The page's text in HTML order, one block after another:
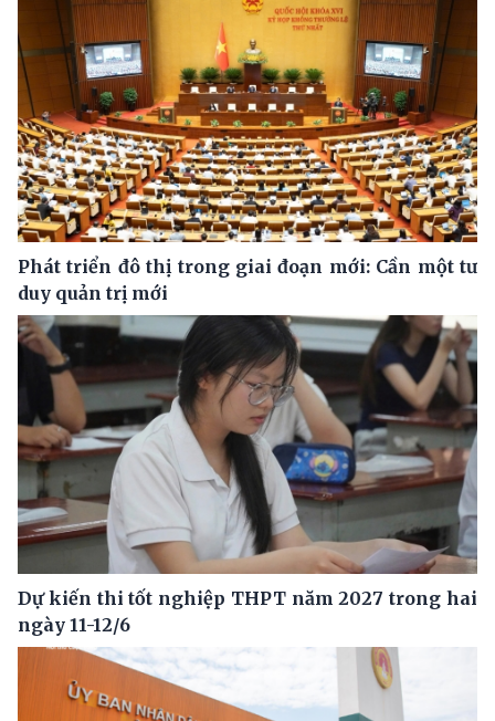
Phát triển đô thị trong giai đoạn mới: Cần một tư
duy quản trị mới
Dự kiến thi tốt nghiệp THPT năm 2027 trong hai
ngày 11-12/6